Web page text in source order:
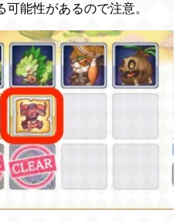
能性があるので注意。